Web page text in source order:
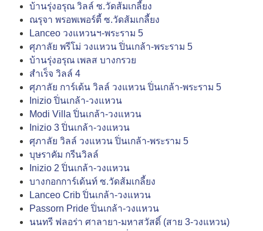
บ้านรุ่งอรุณ วิลล์ ซ.วัดส้มเกลี้ยง
ณรุจา พรอพเพอร์ตี้ ซ.วัดส้มเกลี้ยง
Lanceo วงแหวนฯ-พระราม 5
ศุภาลัย พรีโม่ วงแหวน ปิ่นเกล้า-พระราม 5
บ้านรุ่งอรุณ เพลส บางกรวย
สำเร็จ วิลล์ 4
ศุภาลัย การ์เด้น วิลล์ วงแหวน ปิ่นเกล้า-พระราม 5
Inizio ปิ่นเกล้า-วงแหวน
Modi Villa ปิ่นเกล้า-วงแหวน
Inizio 3 ปิ่นเกล้า-วงแหวน
ศุภาลัย วิลล์ วงแหวน ปิ่นเกล้า-พระราม 5
บุษราคัม กรีนวิลล์
Inizio 2 ปิ่นเกล้า-วงแหวน
บางกอกการ์เด้นท์ ซ.วัดส้มเกลี้ยง
Lanceo Crib ปิ่นเกล้า-วงแหวน
Passorn Pride ปิ่นเกล้า-วงแหวน
นนทรี ฟลอร่า ศาลายา-มหาสวัสดิ์ (สาย 3-วงแหวน)